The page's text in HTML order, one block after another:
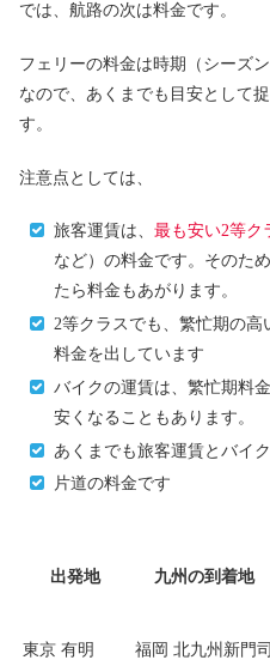
では、航路の次は料金です。
フェリーの料金は時期（シーズ
なので、あくまでも目安として
す。
注意点としては、
旅客運賃は、 最も安い2等ク
など）の料金です。そのた
たら料金もあがります。
2等クラスでも、繁忙期の
料金を出しています
バイクの運賃は、繁忙期料
安くなることもあります。
あくまでも旅客運賃とバイ
片道の料金です
出発地 九州の到着地
東京 有明 福岡 北九州新門司